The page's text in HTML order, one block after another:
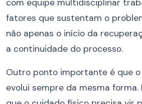
com equipe multidisciplinar
fatores que sustentam o
não apenas o início da
a continuidade do processo.
Outro ponto importante é que
evolui sempre da mesma